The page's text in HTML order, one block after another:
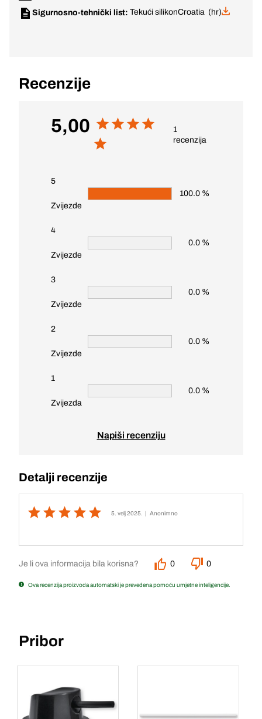
Sigurnosno-tehnički list:Tekući silikonCroatia (hr)
Recenzije
5,00
1
recenzija
5
Zvijezde
100.0 %
4
Zvijezde
0.0 %
3
Zvijezde
0.0 %
2
Zvijezde
0.0 %
1
Zvijezda
0.0 %
Napiši recenziju
Detalji recenzije
5. velj 2025. | Anonimno
Je li ova informacija bila korisna? 0 0
Ova recenzija proizvoda automatski je prevedena pomoću umjetne inteligencije.
Pribor